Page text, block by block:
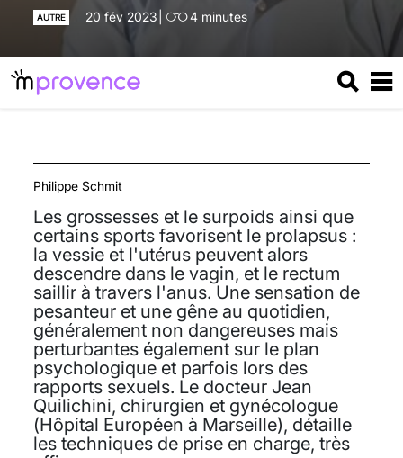
AUTRE 20 fév 2023 4 minutes
Les grossesses et le surpoids ainsi que
certains sports favorisent le prolapsus :
la vessie et l'utérus peuvent alors
descendre dans le vagin, et le rectum
saillir à travers l'anus. Une sensation de
pesanteur et une gêne au quotidien,
généralement non dangereuses mais
perturbantes également sur le plan
psychologique et parfois lors des
rapports sexuels. Le docteur Jean
Quilichini, chirurgien et gynécologue
(Hôpital Européen à Marseille), détaille
les techniques de prise en charge, très
Philippe Schmit